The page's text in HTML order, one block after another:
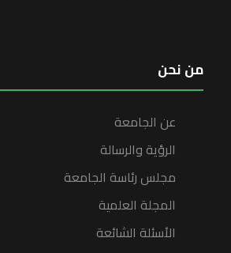
من نحن
عن الجامعة
الرؤية والرسالة
مجلس رئاسة الجامعة
المجلة العلمية
الأسئلة الشائعة